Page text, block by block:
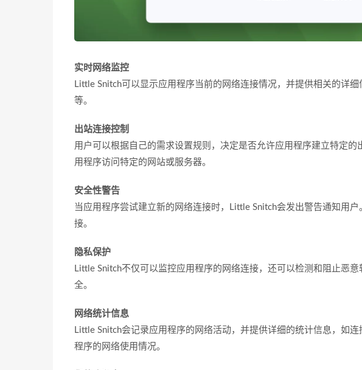
实时网络监控
Little Snitch可以显示应用程序当前的网络连接情况，并提供相关的详
等。
出站连接控制
用户可以根据自己的需求设置规则，决定是否允许应用程序建立特定
用程序访问特定的网站或服务器。
安全性警告
当应用程序尝试建立新的网络连接时，Little Snitch会发出警告通知用
接。
隐私保护
Little Snitch不仅可以监控应用程序的网络连接，还可以检测和阻止恶
全。
网络统计信息
Little Snitch会记录应用程序的网络活动，并提供详细的统计信息，如
程序的网络使用情况。